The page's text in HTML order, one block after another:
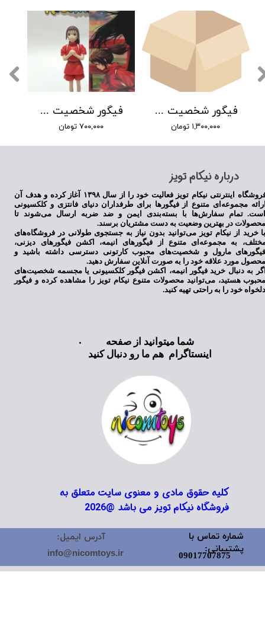
فیگور شخصیت چیهیرو از انیمه شهر اشباح
۷۰۰,۰۰۰ تومان
فیگور شخصیت نفتاری دی وی وی انیمه وان پیس
۱,۳۰۰,۰۰۰ تومان
​درباره نیکام تویز
فروشگاه اینترنتی نیکام تویز فعالیت خود را از سال ۱۳۹۸ آغاز کرده و هدف آن
مجموعه‌ای متنوع از فیگورها برای طرفداران دنیای فانتزی و کلکسیونی
تمام سفارش‌ها با بسته‌بندی ایمن و ضد ضربه ارسال می‌شوند تا
در بهترین وضعیت به دست مشتریان برسند.
خرید از نیکام تویز می‌توانید بدون نیاز به جستجوی طولانی در فروشگاه‌های
به مجموعه‌ای متنوع از فیگورهای انیمه، اکشن فیگورهای دیزنی،
مارول و شخصیت‌های محبوب کارتونی دسترسی داشته باشید و
مورد علاقه خود را به صورت آنلاین سفارش دهید.
به دنبال خرید فیگور انیمه، اکشن فیگور کلکسیونی یا مجسمه شخصیت‌های
هستید، می‌توانید محصولات متنوع نیکام تویز را مشاهده کرده و فیگور
خود را به راحتی تهیه کنید.
کلیه حقوق مادی و معنوی سایت متعلق به
فروشگاه نیکام تویز می باشد @2026
شما میتوانید از صفحه
اینستاگرام هم ما رو دنبال کنید
شماره تماس با
پشتیبانی:
09017707875
آدرس ایمیل:
info@nicomtoys.ir